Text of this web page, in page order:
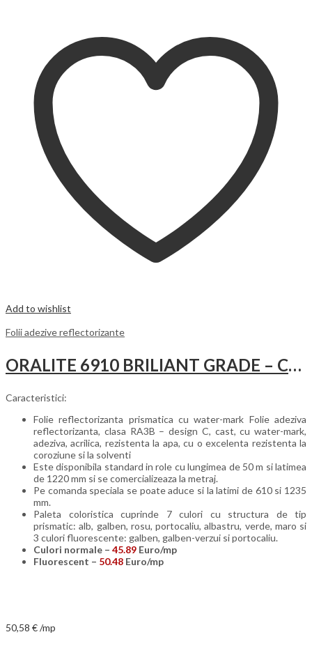
Add to wishlist
Folii adezive reflectorizante
ORALITE 6910 BRILIANT GRADE – CLASA III
Caracteristici:
Folie reflectorizanta prismatica cu water-mark Folie adeziva
reflectorizanta, clasa RA3B – design C, cast, cu water-mark,
adeziva, acrilica, rezistenta la apa, cu o excelenta rezistenta la
coroziune si la solventi
Este disponibila standard in role cu lungimea de 50 m si latimea
de 1220 mm si se comercializeaza la metraj.
Pe comanda speciala se poate aduce si la latimi de 610 si 1235
mm.
Paleta coloristica cuprinde 7 culori cu structura de tip
prismatic: alb, galben, rosu, portocaliu, albastru, verde, maro si
3 culori fluorescente: galben, galben-verzui si portocaliu.
Culori normale – 45.89 Euro/mp
Fluorescent – 50.48 Euro/mp
50,58 €/mp